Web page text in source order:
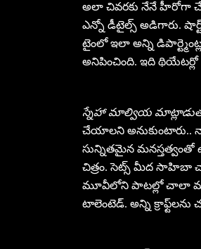
అలా చివరకు నేనే హీరోగా
ఎన్నో డీటైల్స్ అడిగారు.
టైంలో ఇలా అన్ని
అనిపించింది. ఇది థియేటర్లో
స్నేహా మాల్వియ
చేయాలని అనుకుంటారు..
సున్నితమైన
చిత్రం. సెట్స్ మీద సాహిబా
మూవీలోని పాటల్లో చాలా
టాలెంటెడ్. అన్ని క్రాఫ్ట్‌లను